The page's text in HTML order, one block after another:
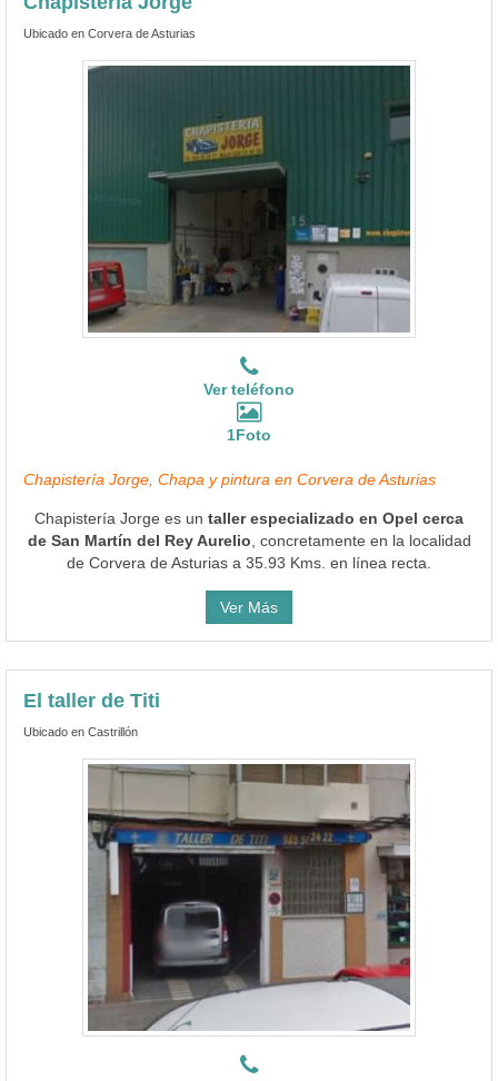
Ubicado en Corvera de Asturias
Ver teléfono
1Foto
Chapistería Jorge, Chapa y pintura en Corvera de Asturias
Chapistería Jorge es un taller especializado en Opel cerca
de San Martín del Rey Aurelio , concretamente en la localidad
de Corvera de Asturias a 35.93 Kms. en línea recta.
Ver Más
El taller de Titi
Ubicado en Castrillón